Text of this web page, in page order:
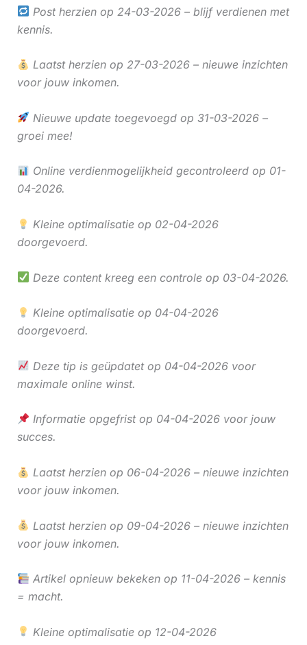
Post herzien op 24-03-2026 – blijf verdienen met
kennis.
Laatst herzien op 27-03-2026 – nieuwe inzichten
voor jouw inkomen.
Nieuwe update toegevoegd op 31-03-2026 –
groei mee!
Online verdienmogelijkheid gecontroleerd op 01-
04-2026.
Kleine optimalisatie op 02-04-2026
doorgevoerd.
Deze content kreeg een controle op 03-04-2026.
Kleine optimalisatie op 04-04-2026
doorgevoerd.
Deze tip is geüpdatet op 04-04-2026 voor
maximale online winst.
Informatie opgefrist op 04-04-2026 voor jouw
succes.
Laatst herzien op 06-04-2026 – nieuwe inzichten
voor jouw inkomen.
Laatst herzien op 09-04-2026 – nieuwe inzichten
voor jouw inkomen.
Artikel opnieuw bekeken op 11-04-2026 – kennis
= macht.
Kleine optimalisatie op 12-04-2026